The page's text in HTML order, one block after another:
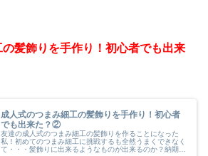
髪飾りを手作り！初心者でも出来
成人式のつまみ細工の髪飾りを手作り！初心者
でも出来た？②
友達の成人式のつまみ細工の髪飾りを作ることになった
私！初めてのつまみ細工に挑戦するも全然うまくできなく
て・・・髪飾りに出来るようなものが出来るのか？納期に